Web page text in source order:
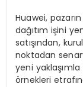
Huawei,
dağıtım işini
satışından,
noktadan
yeni
örnekleri